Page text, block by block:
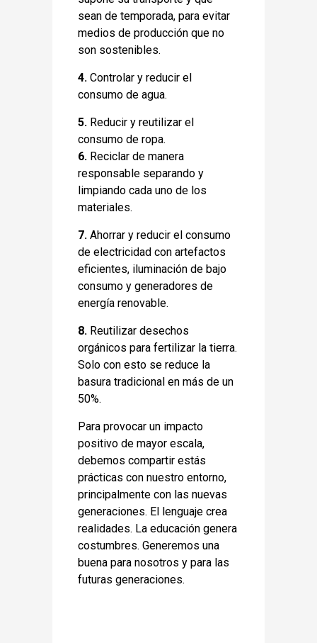
sean de temporada, para evitar
medios de producción que no
son sostenibles.
4. Controlar y reducir el
consumo de agua.
5. Reducir y reutilizar el
consumo de ropa.
6. Reciclar de manera
responsable separando y
limpiando cada uno de los
materiales.
7. Ahorrar y reducir el consumo
de electricidad con artefactos
eficientes, iluminación de bajo
consumo y generadores de
energía renovable.
8. Reutilizar desechos
orgánicos para fertilizar la tierra.
Solo con esto se reduce la
basura tradicional en más de un
50%.
Para provocar un impacto
positivo de mayor escala,
debemos compartir estás
prácticas con nuestro entorno,
principalmente con las nuevas
generaciones. El lenguaje crea
realidades. La educación genera
costumbres. Generemos una
buena para nosotros y para las
futuras generaciones.